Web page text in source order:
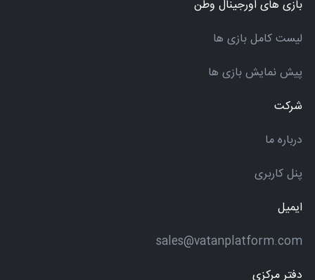
بازی های اورجینال وطن
لیست کامل بازی ها
پیش نمایش بازی ها
شرکت
درباره ما
پنل کاربری
ایمیل
sales@vatanplatform.com
دفتر مرکزی